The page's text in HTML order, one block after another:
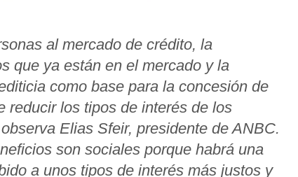
al mercado de crédito, la
que ya están en el mercado y la
como base para la concesión de
reducir los tipos de interés de los
Elias Sfeir, presidente de ANBC.
son sociales porque habrá una
a unos tipos de interés más justos y